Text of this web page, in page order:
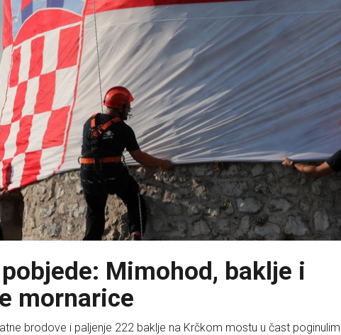
Mimohod, baklje i
mornarice
brodove i paljenje 222 baklje na Krčkom mostu u čast poginulim